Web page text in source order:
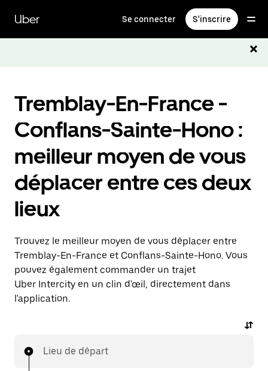
contenu
principal
Uber Se connecter S'inscrire
Tremblay-En-France -
Conflans-Sainte-Hono :
meilleur moyen de vous
déplacer entre ces deux
lieux
Trouvez le meilleur moyen de vous déplacer entre
Tremblay-En-France et Conflans-Sainte-Hono. Vous
pouvez également commander un trajet
Uber Intercity en un clin d'œil, directement dans
l'application.
Lieu de départ